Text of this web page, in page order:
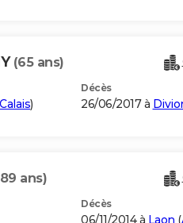
(65 ans)
)
Décès
26/06/2017 à
ans)
Décès
06/11/2014 à Laon (